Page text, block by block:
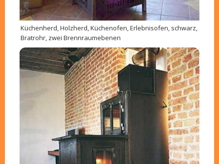
Küchenherd, Holzherd, Küchenofen, Erlebnisofen, schwarz,
Bratrohr, zwei Brennraumebenen